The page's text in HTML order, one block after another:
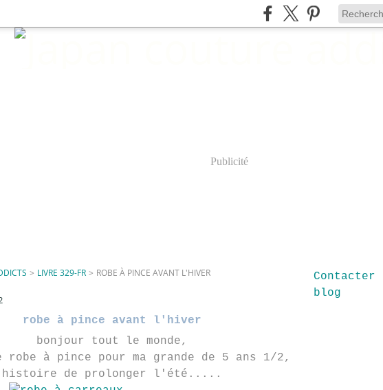
Publicité
> LIVRE 329-FR > ROBE À PINCE AVANT L'HIVER
robe à pince avant l'hiver
bonjour tout le monde,
robe à pince pour ma grande de 5 ans 1/2,
histoire de prolonger l'été.....
blog